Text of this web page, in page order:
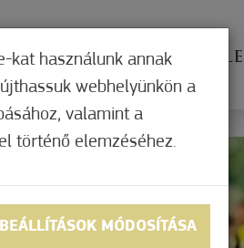
KÉPVISELŐ
kat használunk annak
webhelyünkön a
valamint a
történő elemzéséhez.
BEÁLLÍTÁSOK MÓDOSÍTÁSA